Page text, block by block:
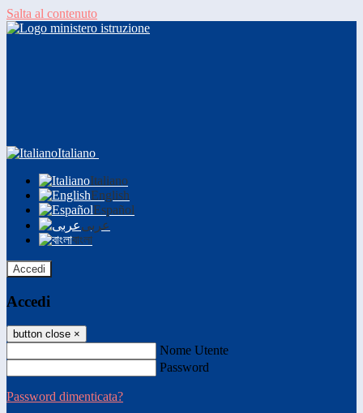
Salta al contenuto
Italiano
Italiano
English
Español
عربى
বাংলা
Accedi
Accedi
button close ×
Nome Utente
Password
Password dimenticata?